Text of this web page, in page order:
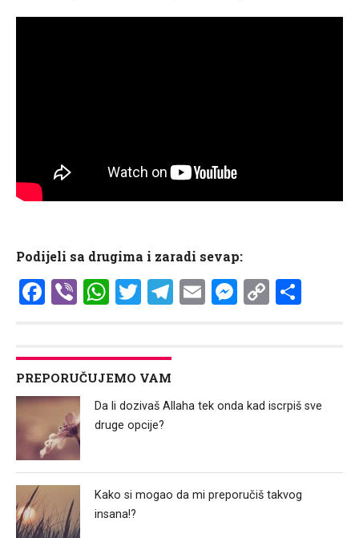
Podijeli sa drugima i zaradi sevap:
Facebook
ViberWhatsApp
Twitter
Telegram
Email Copy
PREPORUČUJEMO VAM
Da li dozivaš Allaha tek onda kad iscrpiš sve
druge opcije?
Kako si mogao da mi preporučiš takvog
insana!?